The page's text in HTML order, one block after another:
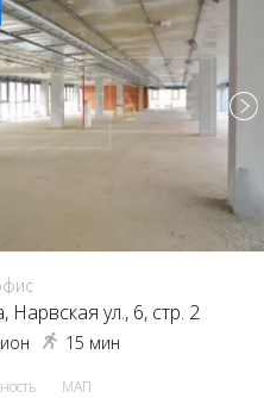
Нарвская ул., 6, стр. 2
15 мин
МАП